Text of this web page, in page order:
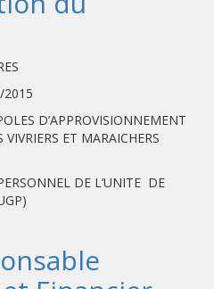
2015
D’APPROVISIONNEMENT
ET MARAICHERS
DE L’UNITE DE